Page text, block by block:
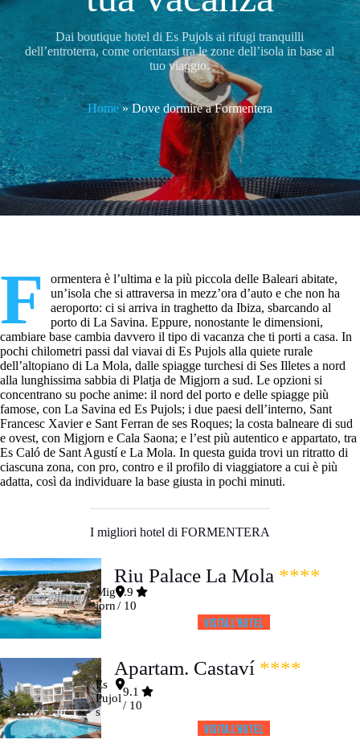
Dai boutique hotel di Es Pujols ai rifugi tranquilli
dell’entroterra, come orientarsi tra le zone dell’isola in base al
tuo viaggio.
Home»Dove dormire a Formentera
F
ormentera è l’ultima e la più piccola delle Baleari abitate,
un’isola che si attraversa in mezz’ora d’auto e che non ha
aeroporto: ci si arriva in traghetto da Ibiza, sbarcando al
porto di La Savina. Eppure, nonostante le dimensioni,
cambiare base cambia davvero il tipo di vacanza che ti porti a casa. In
pochi chilometri passi dal viavai di Es Pujols alla quiete rurale
dell’altopiano di La Mola, dalle spiagge turchesi di Ses Illetes a nord
alla lunghissima sabbia di Platja de Migjorn a sud. Le opzioni si
concentrano su poche anime: il nord del porto e delle spiagge più
famose, con La Savina ed Es Pujols; i due paesi dell’interno, Sant
Francesc Xavier e Sant Ferran de ses Roques; la costa balneare di sud
e ovest, con Migjorn e Cala Saona; e l’est più autentico e appartato, tra
Es Caló de Sant Agustí e La Mola. In questa guida trovi un ritratto di
ciascuna zona, con pro, contro e il profilo di viaggiatore a cui è più
adatta, così da individuare la base giusta in pochi minuti.
I migliori hotel di FORMENTERA
Riu Palace La Mola ****
Mig
jorn
8.9
/ 10
Visita l’HOTEL
Apartam. Castaví ****
Es
Pujol
s
9.1
/ 10
Visita l’HOTEL